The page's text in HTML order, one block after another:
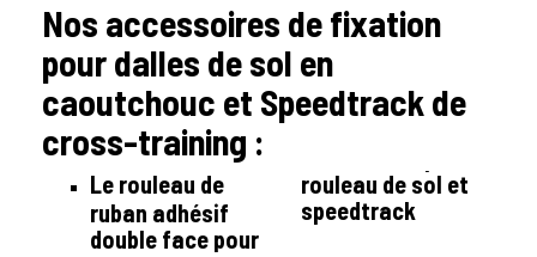
Nos accessoires de fixation
pour dalles de sol en
caoutchouc et Speedtrack de
cross-training :
Le rouleau de
ruban adhésif
double face pour
rouleau de sol et
speedtrack